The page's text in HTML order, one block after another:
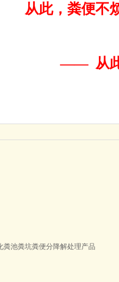
池粪坑粪便分降解处理产品
从此，粪便不
—— 从此